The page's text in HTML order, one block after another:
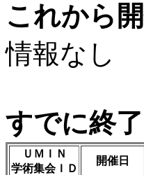
これから
情報なし
すでに終
ＵＭＩＮ
学術集会ＩＤ
開催日